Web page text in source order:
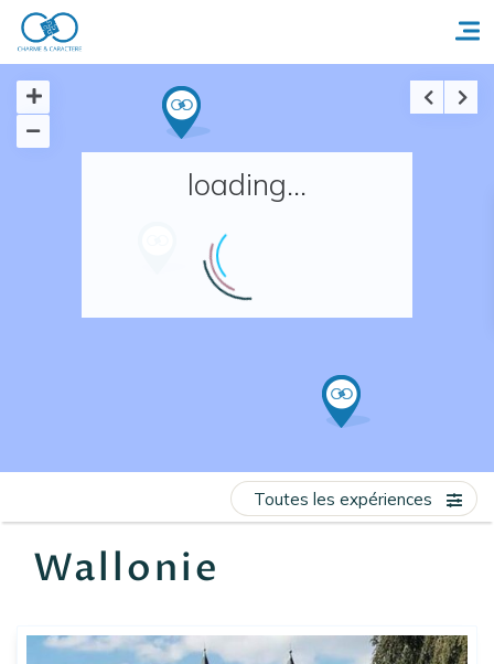
Accueil
Nos adresses en France
Notre programme de fidélité
loading...
Wallonie
Toutes les expériences